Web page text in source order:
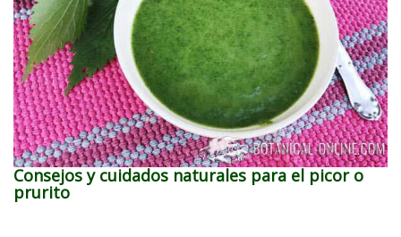
Consejos y cuidados naturales para el picor o
prurito